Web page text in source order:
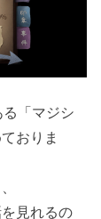
「マジシ
おりま
見れるの